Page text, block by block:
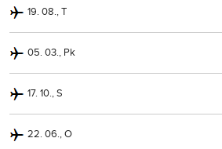
19. 08., T
05. 03., Pk
17. 10., S
22. 06., O